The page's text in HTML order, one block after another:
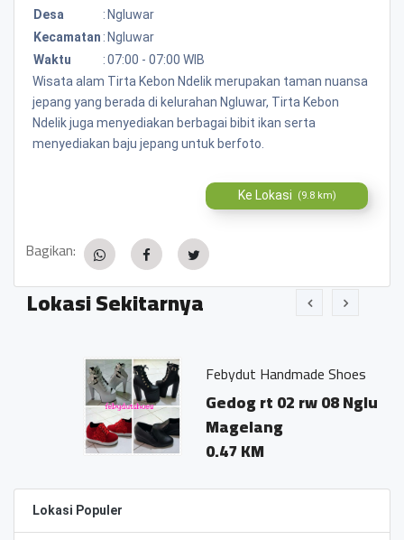
Desa
: Ngluwar
Kecamatan : Ngluwar
Waktu
:07:00 - 07:00 WIB
Wisata alam Tirta Kebon Ndelik merupakan taman nuansa
jepang yang berada di kelurahan Ngluwar, Tirta Kebon
Ndelik juga menyediakan berbagai bibit ikan serta
menyediakan baju jepang untuk berfoto.
Ke Lokasi (9.8 km)
Bagikan:
Lokasi Sekitarnya
Febydut Handmade Shoes
Gedog rt 02 rw 08 Ngluwar,
Magelang
0.47 KM
Lokasi Populer